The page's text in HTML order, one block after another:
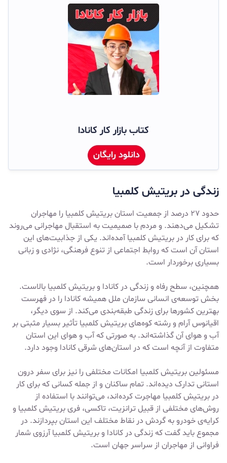
کتاب بازار کار کانادا
دانلود رایگان
زندگی در بریتیش کلمبیا
حدود ۲۷ درصد از جمعیت استان بریتیش کلمبیا را مهاجران
تشکیل می‌دهند. و مردم با صمیمیت به استقبال مهاجرانی می‌روند
که برای کار در بریتیش کلمبیا آمده‌اند. یکی از جذابیت‌های این
استان آن است که روابط اجتماعی از تنوع فرهنگی، نژادی و زبانی
بسیاری برخوردار است.
همچنین، سطح رفاه و زندگی در کانادا و بریتیش کلمبیا بالاست.
بخش توسعه‌ی انسانی سازمان ملل همیشه کانادا را در فهرست
بهترین کشورها برای زندگی طبقه‌بندی می‌کند. از سوی دیگر،
اقیانوس آرام و رشته کوه‌های بریتیش کلمبیا تأثیر بسیار مثبتی بر
آب و هوای آن گذاشته‌اند. به صورتی که آب و هوای این استان
متفاوت از آنچه است که در استان‌های شرقی کانادا وجود دارد.
مسئولین بریتیش کلمبیا امکانات مختلفی را نیز برای سفر درون
استانی تدارک دیده‌اند. تمام ساکنان و از جمله کسانی که برای کار
در بریتیش کلمبیا مهاجرت کرده‌اند، می‌توانند با استفاده از
روش‌های مختلفی از قبیل ترانزیت، تاکسی، فری بریتیش کلمبیا و
کرایه‌ی خودرو به گردش در نقاط مختلف این استان بپردازند. در
مجموع باید گفت که زندگی در کانادا و بریتیش کلمبیا آرزوی شمار
فراوانی از مهاجران از سراسر جهان است.